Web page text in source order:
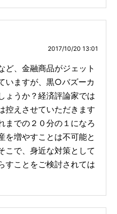
2017/10/20 13:01
ど、金融商品がジェット
いますが、黒○バズーカ
ょうか？経済評論家では
控えさせていただきます
までの２０分の１になろ
を増やすことは不可能と
こで、身近な対策として
すことをご検討されては